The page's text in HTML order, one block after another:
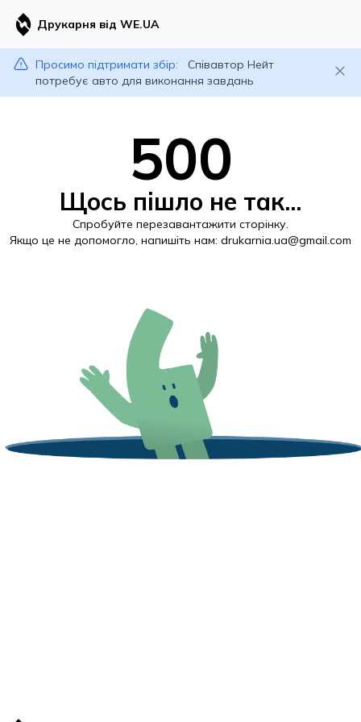
Друкарня від WE.UA
Просимо підтримати збір:
Співавтор Нейт
потребує авто для виконання завдань
500
Щось пішло не так...
Спробуйте перезавантажити сторінку.
Якщо це не допомогло, напишіть нам: drukarnia.ua@gmail.com